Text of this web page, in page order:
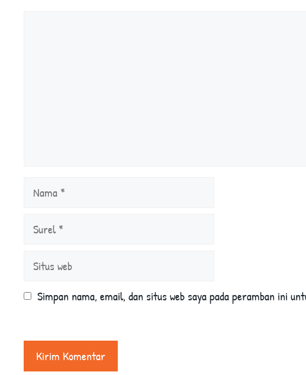
Nama
Surel
Situs
Simpan nama, email, dan situs web saya pada peramban ini